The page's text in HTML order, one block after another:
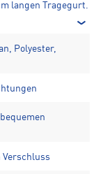
langen Tragegurt.
Polyester,
Verschluss